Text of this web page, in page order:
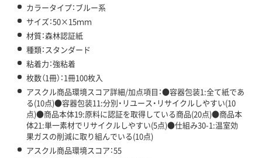
カラータイプ：ブルー系
サイズ：50×15ｍｍ
材質：森林認証紙
種類：スタンダード
粘着力：強粘着
枚数（1冊）：1冊100枚入
アスクル商品環境スコア詳細/加点項目：●容器包装1:全て紙であ
る(10点)●容器包装11:分別・リユース・リサイクルしやすい(10
点)●商品本体19:原料に認証を取得している商品(20点)●商品本
体21:単一素材でリサイクルしやすい(5点)●仕組み30-1:温室効
果ガスの削減に取り組んでいる(10点)
アスクル商品環境スコア：55